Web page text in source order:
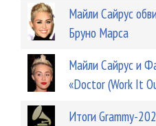
Майли Сайрус
Бруно Марса
Майли Сайрус и
«Doctor (Work It
Итоги Grammy-